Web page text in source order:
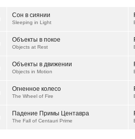
Сон в сиянии
Sleeping in Light
Объекты в покое
Objects at Rest
Объекты в движении
Objects in Motion
Огненное колесо
The Wheel of Fire
Падение Примы Центавра
The Fall of Centauri Prime